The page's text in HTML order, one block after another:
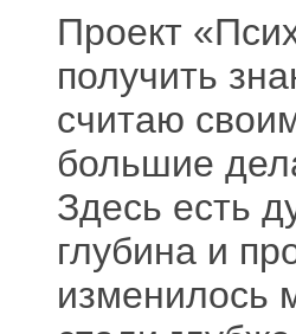
Проект
получить
считаю
большие
Здесь есть
глубина и
изменилось